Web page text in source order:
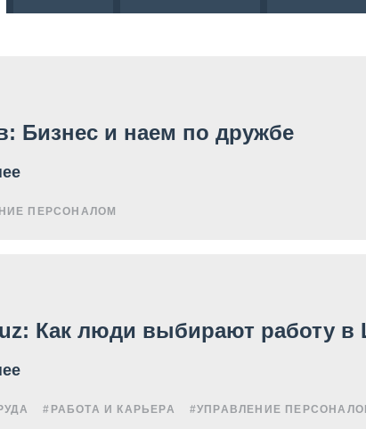
Бизнес и наем по дружбе
ПЕРСОНАЛОМ
Как люди выбирают работу в
#РАБОТА И КАРЬЕРА #УПРАВЛЕНИЕ